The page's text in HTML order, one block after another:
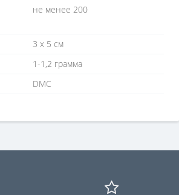
не менее 200
3 х 5 см
1-1,2 грамма
DMC